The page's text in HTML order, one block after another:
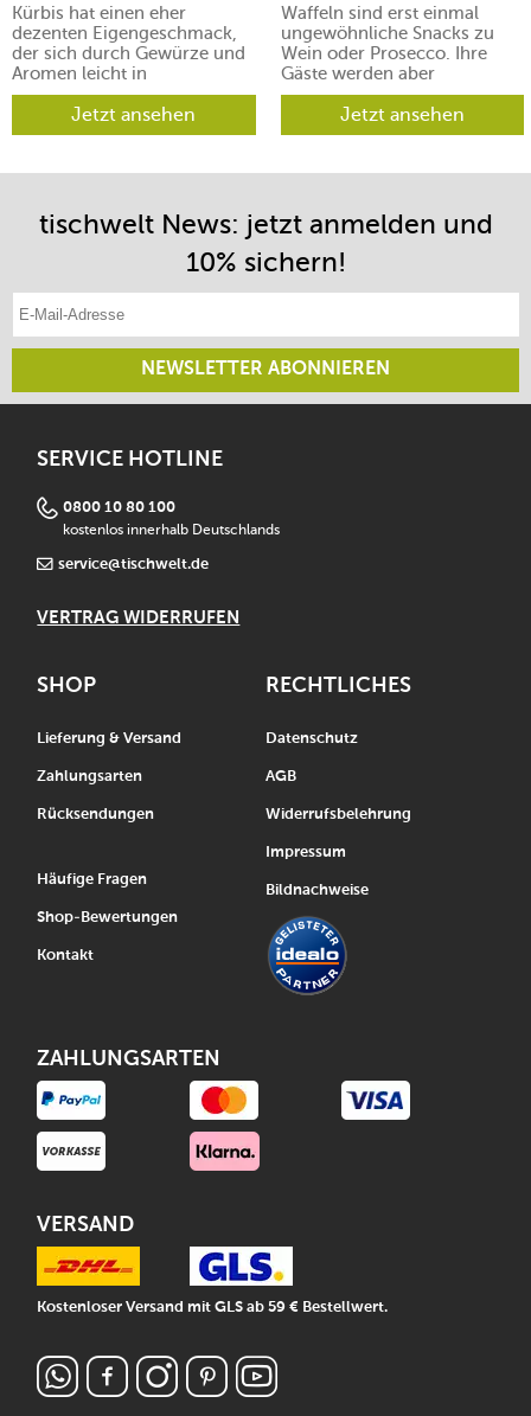
Kürbis hat einen eher
dezenten Eigengeschmack,
der sich durch Gewürze und
Aromen leicht in
verschiedene Richtungen
lenken lässt.Jetzt ansehen
Waffeln sind erst einmal
ungewöhnliche Snacks zu
Wein oder Prosecco. Ihre
Gäste werden aber
begeistert sein.
Jetzt ansehen
tischwelt News: jetzt anmelden und
10% sichern!
NEWSLETTER ABONNIEREN
SERVICE HOTLINE
0800 10 80 100
kostenlos innerhalb Deutschlands
service@tischwelt.de
VERTRAG WIDERRUFEN
SHOP
Lieferung & Versand
Zahlungsarten
Rücksendungen
Häufige Fragen
Shop-Bewertungen
Kontakt
RECHTLICHES
Datenschutz
AGB
Widerrufsbelehrung
Impressum
Bildnachweise
ZAHLUNGSARTEN
VERSAND
Kostenloser Versand mit GLS ab 59 € Bestellwert.